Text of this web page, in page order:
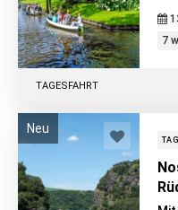
7
TAGESFAHRT
Neu